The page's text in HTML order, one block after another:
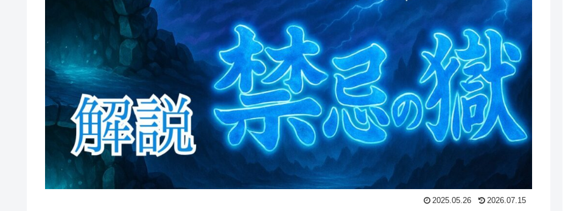
2025.05.26 2026.07.15